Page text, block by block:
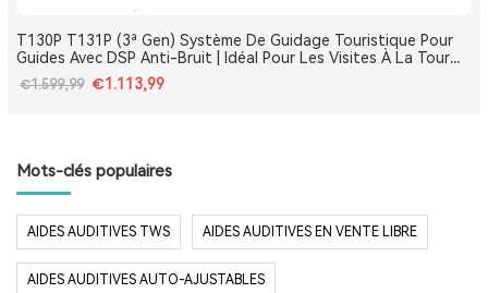
T130P T131P (3ª Gen) Système De Guidage Touristique Pour
Guides Avec DSP Anti-Bruit | Idéal Pour Les Visites À La Tour
Eiffel, Le Louvre, Versailles Et Les Monuments De France
€1.599,99 €1.113,99
Mots-clés populaires
AIDES AUDITIVES TWS AIDES AUDITIVES EN VENTE LIBRE
AIDES AUDITIVES AUTO-AJUSTABLES